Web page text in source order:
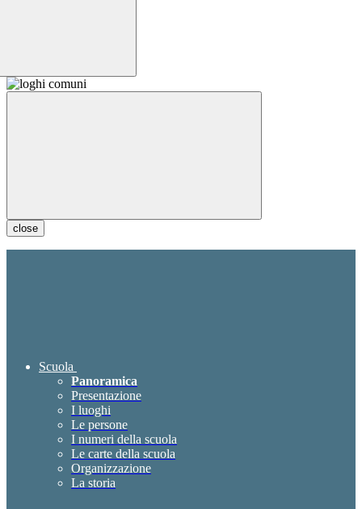
close
Scuola
Panoramica
Presentazione
I luoghi
Le persone
I numeri della scuola
Le carte della scuola
Organizzazione
La storia